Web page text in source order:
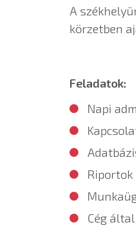
A
körzetben
Feladatok:
Napi
Riportok
Cég